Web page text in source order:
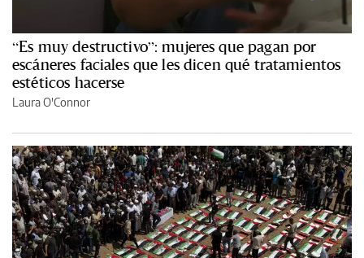
“Es muy destructivo”: mujeres que pagan por
escáneres faciales que les dicen qué tratamientos
estéticos hacerse
Laura O'Connor